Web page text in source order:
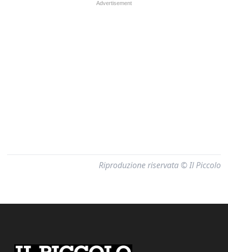
Riproduzione riservata © Il Piccolo